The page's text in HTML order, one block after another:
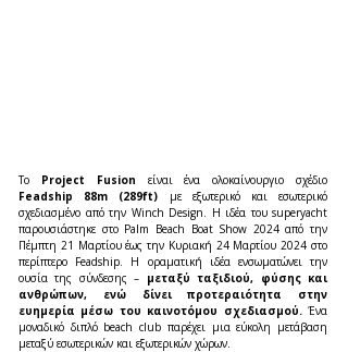
Το Project Fusion
Feadship 88m (289ft)
με εξωτερικό και εσωτερικό
σχεδιασμένο από την Winch Design. Η ιδέα του superyacht
παρουσιάστηκε στο Palm Beach Boat Show 2024 από την
Πέμπτη 21 Μαρτίου έως την Κυριακή 24 Μαρτίου 2024 στο
περίπτερο Feadship. Η οραματική ιδέα ενσωματώνει την
ουσία της σύνδεσης – μεταξύ ταξιδιού, φύσης και
ανθρώπων, ενώ δίνει προτεραιότητα στην
ευημερία μέσω του καινοτόμου σχεδιασμού. Ένα
μοναδικό διπλό beach club παρέχει μια εύκολη μετάβαση
μεταξύ εσωτερικών και εξωτερικών χώρων.